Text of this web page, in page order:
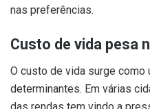
nas preferências.
Custo de vida pesa
O custo de vida surge
determinantes. Em várias
das rendas tem vindo a